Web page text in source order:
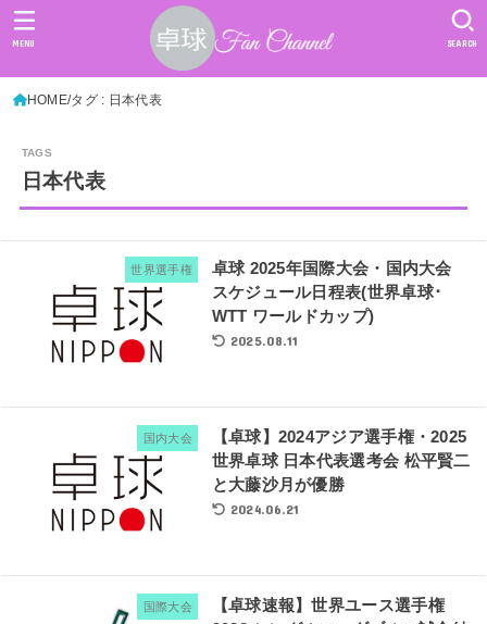
SEARCH
MENU
HOME タグ : 日本代表
日本代表
世界選手権
卓球 2025年国際大会・国内大会
スケジュール日程表(世界卓球･
WTT ワールドカップ)
2025.08.11
国内大会
【卓球】2024アジア選手権・2025
世界卓球 日本代表選考会 松平賢二
と大藤沙月が優勝
2024.06.21
国際大会
【卓球速報】世界ユース選手権